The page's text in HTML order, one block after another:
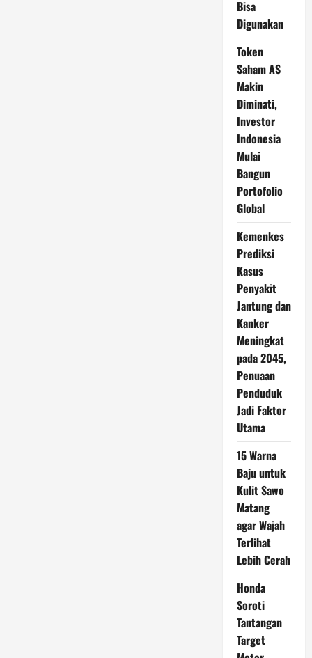
Bisa
Digunakan
Token
Saham AS
Makin
Diminati,
Investor
Indonesia
Mulai
Bangun
Portofolio
Global
Kemenkes
Prediksi
Kasus
Penyakit
Jantung dan
Kanker
Meningkat
pada 2045,
Penuaan
Penduduk
Jadi Faktor
Utama
15 Warna
Baju untuk
Kulit Sawo
Matang
agar Wajah
Terlihat
Lebih Cerah
Honda
Soroti
Tantangan
Target